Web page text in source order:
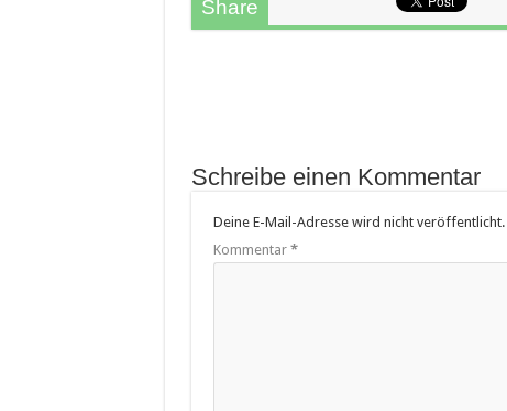
Share
Schreibe einen Kommentar
Deine E-Mail-Adresse wird nicht veröffentlicht.
Kommentar *